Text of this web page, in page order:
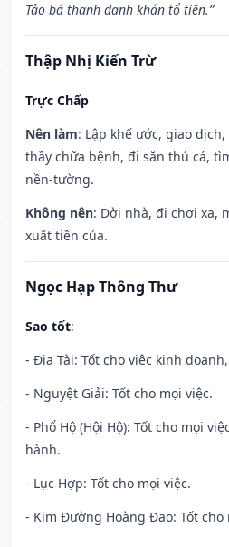
Tảo bá thanh danh khán tổ tiên.”
Thập Nhị Kiến Trừ
Trực Chấp
Nên làm: Lập khế ước, giao
thầy chữa bệnh, đi săn thú cá,
nền-tường.
Không nên: Dời nhà, đi chơi xa,
xuất tiền của.
Ngọc Hạp Thông Thư
Sao tốt:
- Địa Tài: Tốt cho việc kinh
- Nguyệt Giải: Tốt cho mọi việc.
- Phổ Hộ (Hội Hộ): Tốt cho mọi
hành.
- Lục Hợp: Tốt cho mọi việc.
- Kim Đường Hoàng Đạo: Tốt cho